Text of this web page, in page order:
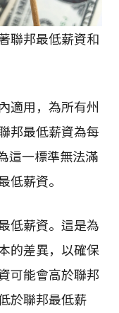
聯邦最低薪資和
適用，為所有州
邦最低薪資為每
這一標準無法滿
低薪資。
低薪資。這是為
的差異，以確保
可能會高於聯邦
於聯邦最低薪